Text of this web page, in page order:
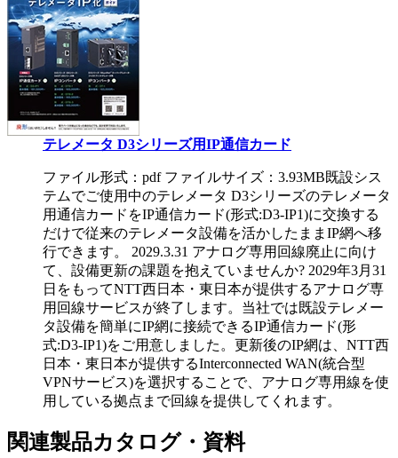
テレメータ D3シリーズ用IP通信カード
ファイル形式：pdf ファイルサイズ：3.93MB既設シス
テムでご使用中のテレメータ D3シリーズのテレメータ
用通信カードをIP通信カード(形式:D3-IP1)に交換する
だけで従来のテレメータ設備を活かしたままIP網へ移
行できます。 2029.3.31 アナログ専用回線廃止に向け
て、設備更新の課題を抱えていませんか? 2029年3月31
日をもってNTT西日本・東日本が提供するアナログ専
用回線サービスが終了します。当社では既設テレメー
タ設備を簡単にIP網に接続できるIP通信カード(形
式:D3-IP1)をご用意しました。更新後のIP網は、NTT西
日本・東日本が提供するInterconnected WAN(統合型
VPNサービス)を選択することで、アナログ専用線を使
用している拠点まで回線を提供してくれます。
関連製品カタログ・資料